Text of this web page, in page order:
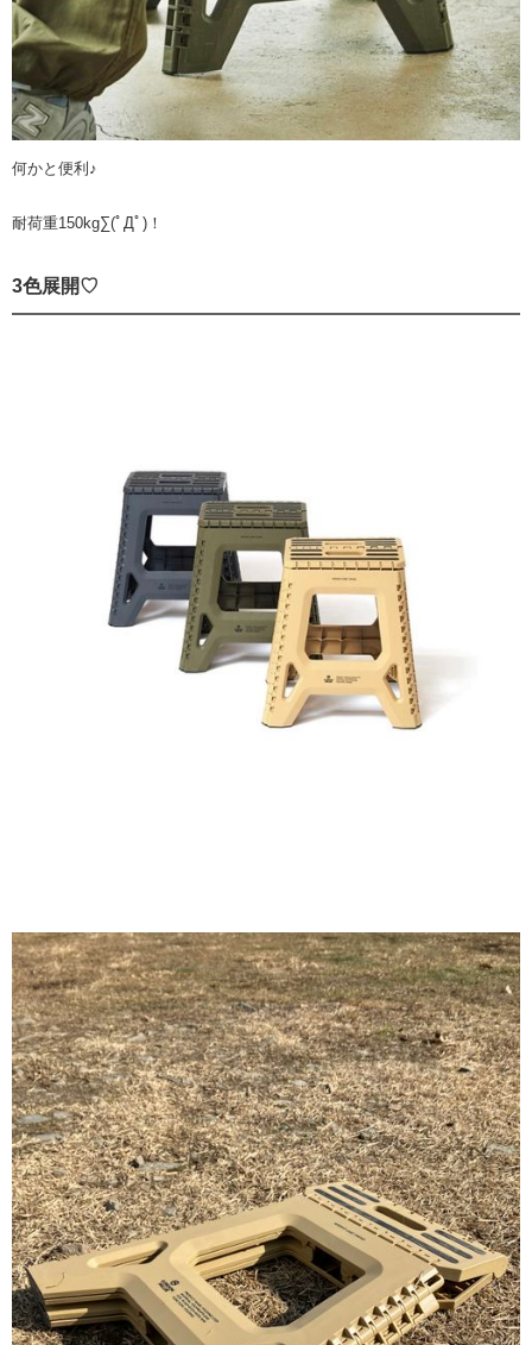
何かと便利♪
耐荷重150kg∑(ﾟДﾟ)！
3色展開♡